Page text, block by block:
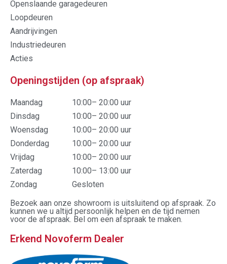
Openslaande garagedeuren
Loopdeuren
Aandrijvingen
Industriedeuren
Acties
Openingstijden (op afspraak)
Maandag
Dinsdag
Woensdag
Donderdag
Vrijdag
Zaterdag
Zondag
10:00– 20:00 uur
10:00– 20:00 uur
10:00– 20:00 uur
10:00– 20:00 uur
10:00– 20:00 uur
10:00– 13:00 uur
Gesloten
Bezoek aan onze showroom is uitsluitend op afspraak. Zo
kunnen we u altijd persoonlijk helpen en de tijd nemen
voor de afspraak. Bel om een afspraak te maken.
Erkend Novoferm Dealer